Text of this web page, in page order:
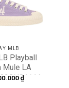
Add to
wishlist
MLB
Playball
Mule LA
₫